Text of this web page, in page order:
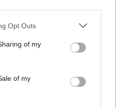
Opt Outs
of my
of my
Tři lvice v zoologické zahradě v
horka. Japonsko se toto léto
potýká s vlnami extrémních